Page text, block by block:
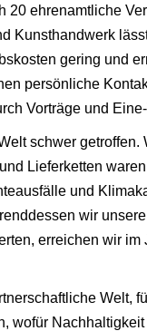
20 ehrenamtliche
Kunsthandwerk
gering und
persönliche
Vorträge und
schwer
Lieferketten
und
wir
erreichen wir
Welt,
wofür